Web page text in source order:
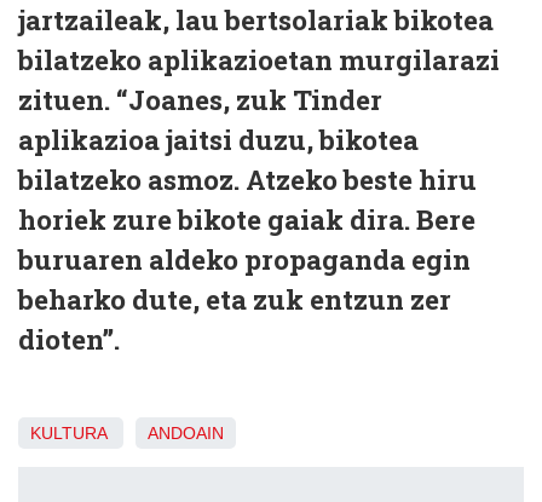
jartzaileak, lau bertsolariak bikotea
bilatzeko aplikazioetan murgilarazi
zituen. “Joanes, zuk Tinder
aplikazioa jaitsi duzu, bikotea
bilatzeko asmoz. Atzeko beste hiru
horiek zure bikote gaiak dira. Bere
buruaren aldeko propaganda egin
beharko dute, eta zuk entzun zer
dioten”.
KULTURA ANDOAIN